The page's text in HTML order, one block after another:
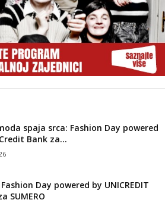
spaja srca: Fashion Day powered
Bank za...
Day powered by UNICREDIT
SUMERO